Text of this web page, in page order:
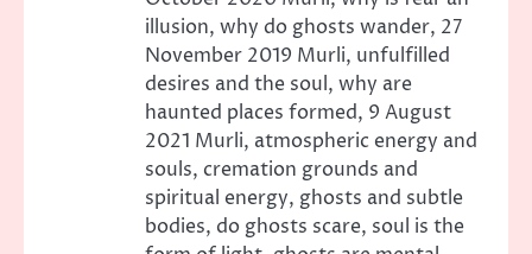
illusion, why do ghosts wander, 27
November 2019 Murli, unfulfilled
desires and the soul, why are
haunted places formed, 9 August
2021 Murli, atmospheric energy and
souls, cremation grounds and
spiritual energy, ghosts and subtle
bodies, do ghosts scare, soul is the